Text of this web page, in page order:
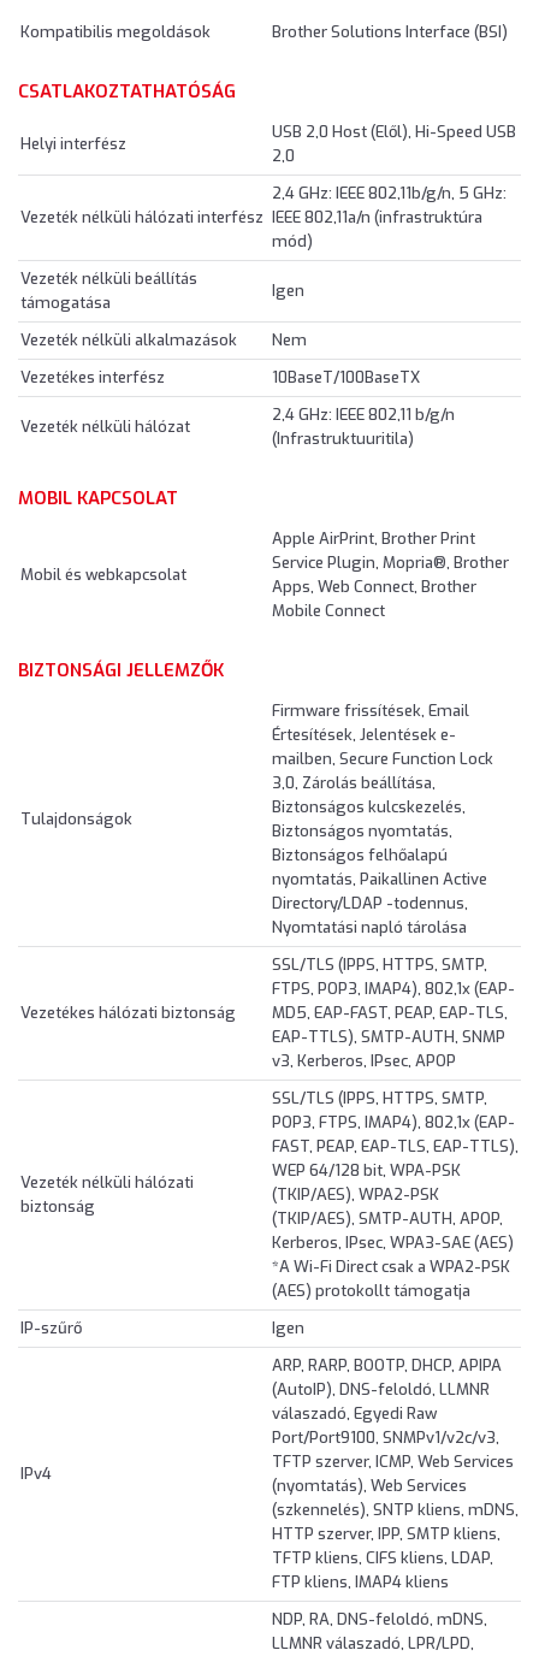
Kompatibilis megoldások Brother Solutions Interface (BSI)
CSATLAKOZTATHATÓSÁG
Helyi interfész
USB 2,0 Host (Elől), Hi-Speed USB
2,0
Vezeték nélküli hálózati interfész
2,4 GHz: IEEE 802,11b/g/n, 5 GHz:
IEEE 802,11a/n (infrastruktúra
mód)
Vezeték nélküli beállítás
támogatása
Igen
Vezeték nélküli alkalmazások
Nem
Vezetékes interfész
10BaseT/100BaseTX
Vezeték nélküli hálózat
2,4 GHz: IEEE 802,11 b/g/n
(Infrastruktuuritila)
MOBIL KAPCSOLAT
Mobil és webkapcsolat
Apple AirPrint, Brother Print
Service Plugin, Mopria®, Brother
Apps, Web Connect, Brother
Mobile Connect
BIZTONSÁGI JELLEMZŐK
Tulajdonságok
Firmware frissítések, Email
Értesítések, Jelentések e-
mailben, Secure Function Lock
3,0, Zárolás beállítása,
Biztonságos kulcskezelés,
Biztonságos nyomtatás,
Biztonságos felhőalapú
nyomtatás, Paikallinen Active
Directory/LDAP -todennus,
Nyomtatási napló tárolása
Vezetékes hálózati biztonság
SSL/TLS (IPPS, HTTPS, SMTP,
FTPS, POP3, IMAP4), 802,1x (EAP-
MD5, EAP-FAST, PEAP, EAP-TLS,
EAP-TTLS), SMTP-AUTH, SNMP
v3, Kerberos, IPsec, APOP
Vezeték nélküli hálózati
biztonság
SSL/TLS (IPPS, HTTPS, SMTP,
POP3, FTPS, IMAP4), 802,1x (EAP-
FAST, PEAP, EAP-TLS, EAP-TTLS),
WEP 64/128 bit, WPA-PSK
(TKIP/AES), WPA2-PSK
(TKIP/AES), SMTP-AUTH, APOP,
Kerberos, IPsec, WPA3-SAE (AES)
*A Wi-Fi Direct csak a WPA2-PSK
(AES) protokollt támogatja
IP-szűrő
Igen
IPv4
ARP, RARP, BOOTP, DHCP, APIPA
(AutoIP), DNS-feloldó, LLMNR
válaszadó, Egyedi Raw
Port/Port9100, SNMPv1/v2c/v3,
TFTP szerver, ICMP, Web Services
(nyomtatás), Web Services
(szkennelés), SNTP kliens, mDNS,
HTTP szerver, IPP, SMTP kliens,
TFTP kliens, CIFS kliens, LDAP,
FTP kliens, IMAP4 kliens
NDP, RA, DNS-feloldó, mDNS,
LLMNR válaszadó, LPR/LPD,